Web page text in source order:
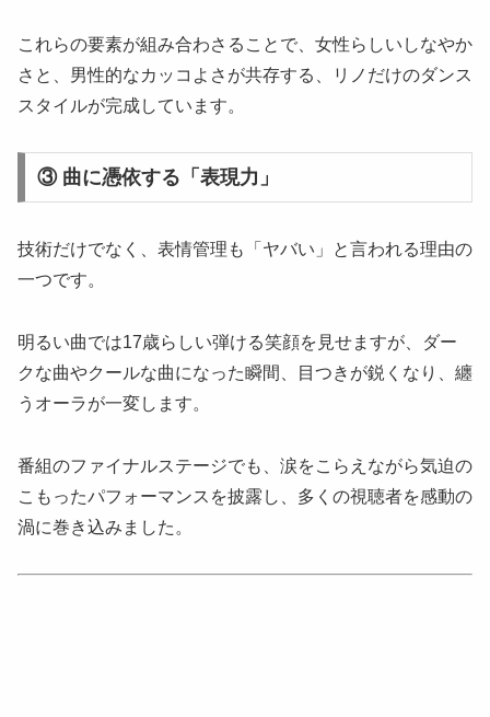
これらの要素が組み合わさることで、女性らしいしなやか
さと、男性的なカッコよさが共存する、リノだけのダンス
スタイルが完成しています。
③ 曲に憑依する「表現力」
技術だけでなく、表情管理も「ヤバい」と言われる理由の
一つです。
明るい曲では17歳らしい弾ける笑顔を見せますが、ダー
クな曲やクールな曲になった瞬間、目つきが鋭くなり、纏
うオーラが一変します。
番組のファイナルステージでも、涙をこらえながら気迫の
こもったパフォーマンスを披露し、多くの視聴者を感動の
渦に巻き込みました。